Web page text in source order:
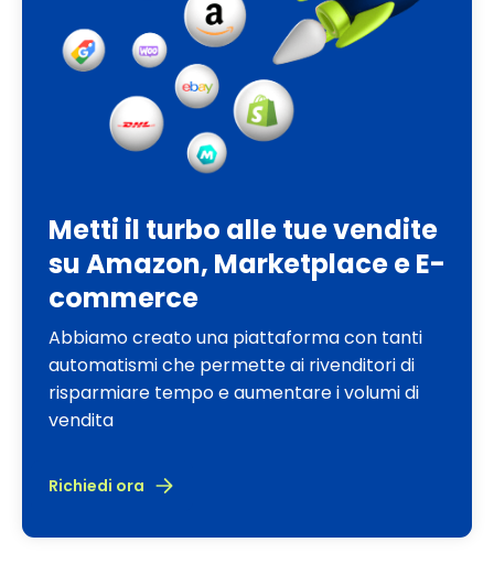
Metti il turbo alle tue vendite
su Amazon, Marketplace e E-
commerce
Abbiamo creato una piattaforma con tanti
automatismi che permette ai rivenditori di
risparmiare tempo e aumentare i volumi di
vendita
Richiedi ora